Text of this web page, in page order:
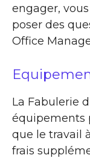
engager,
poser des
Office
La Fabulerie
équipements
que le travail
frais